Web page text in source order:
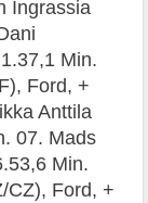
Ingrassia
Min.
Ford, +
Anttila
07. Mads
Min.
CZ), Ford, +